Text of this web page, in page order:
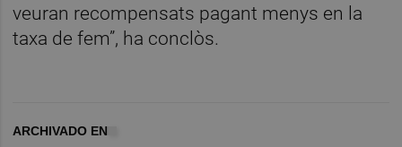
veuran recompensats pagant menys en la
taxa de fem”, ha conclòs.
ARCHIVADO EN